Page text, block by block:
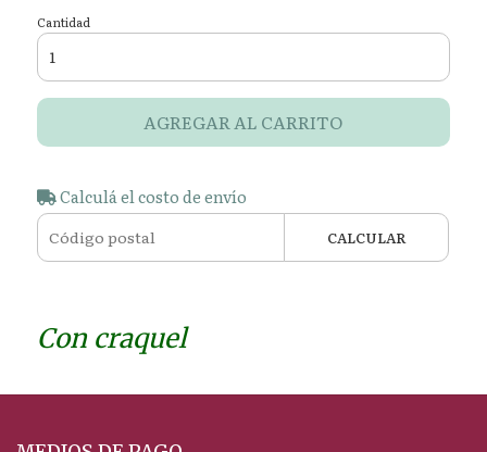
Cantidad
AGREGAR AL CARRITO
Calculá el costo de envío
CALCULAR
Con craquel